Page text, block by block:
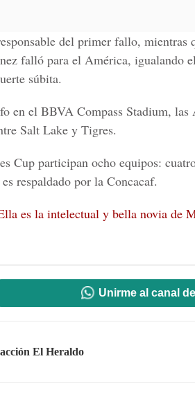
del primer fallo, mientras
falló para el América, igualando
súbita.
en el BBVA Compass Stadium, las
Salt Lake y Tigres.
Cup participan ocho equipos:
respaldado por la Concacaf.
es la intelectual y bella novia de
Unirme al canal
El Heraldo